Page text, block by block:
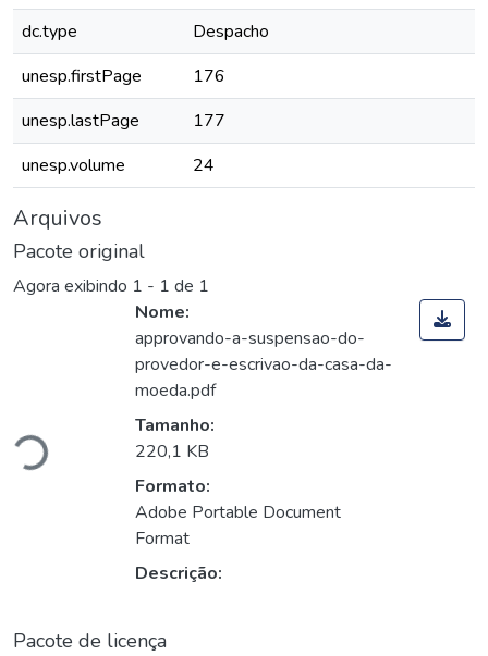
dc.type
Despacho
unesp.firstPage
176
unesp.lastPage
177
unesp.volume
24
Arquivos
Pacote original
Agora exibindo 1 - 1 de 1
Nome:
approvando-a-suspensao-do-
provedor-e-escrivao-da-casa-da-
moeda.pdf
Tamanho:
220,1 KB
Formato:
Adobe Portable Document
Format
Descrição:
Pacote de licença